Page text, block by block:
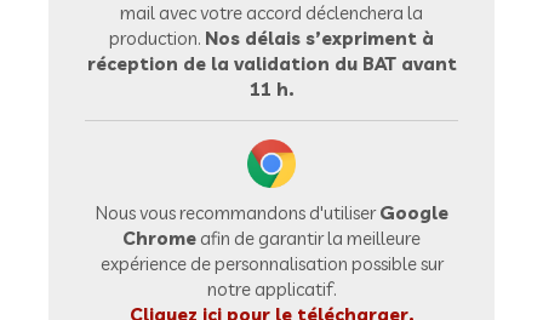
mail avec votre accord déclenchera la
production. Nos délais s’expriment à
réception de la validation du BAT avant
11 h.
Nous vous recommandons d'utiliserGoogle
Chrome afin de garantir la meilleure
expérience de personnalisation possible sur
notre applicatif.
Cliquez ici pour le télécharger.